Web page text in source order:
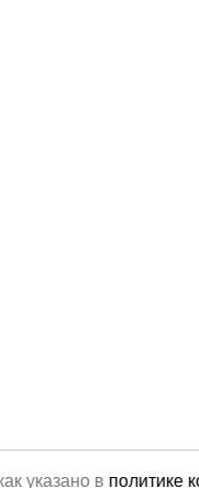
указано в политике